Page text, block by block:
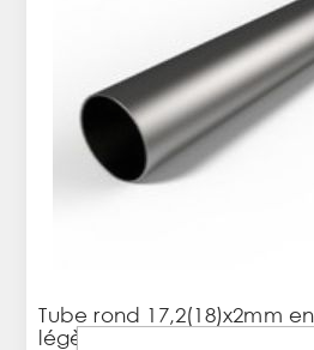
Tube rond 17,2(18)x2mm
légère